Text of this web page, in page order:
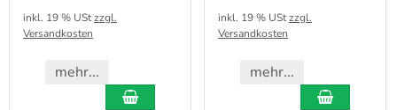
inkl. 19 % UStzzgl.
Versandkosten
mehr...
inkl. 19 % UStzzgl.
Versandkosten
mehr...